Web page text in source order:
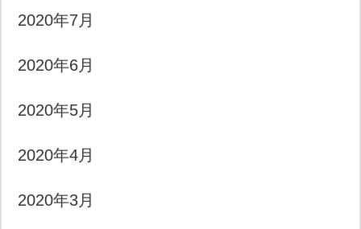
2020年7月
2020年6月
2020年5月
2020年4月
2020年3月